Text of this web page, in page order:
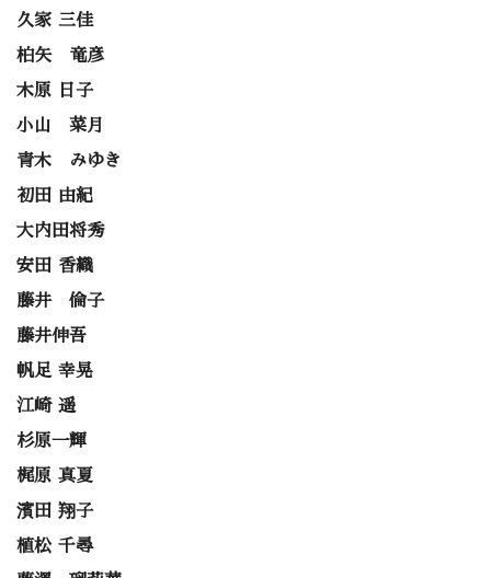
久家 三佳
柏矢 竜彦
木原 日子
小山 菜月
青木 みゆき
初田 由紀
大内田将秀
安田 香織
藤井 倫子
藤井伸吾
帆足 幸晃
江崎 遥
杉原一輝
梶原 真夏
濱田 翔子
植松 千尋